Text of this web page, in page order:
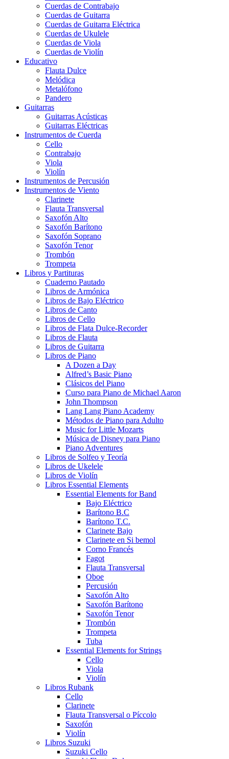
Cuerdas de Contrabajo
Cuerdas de Guitarra
Cuerdas de Guitarra Eléctrica
Cuerdas de Ukulele
Cuerdas de Viola
Cuerdas de Violín
Educativo
Flauta Dulce
Melódica
Metalófono
Pandero
Guitarras
Guitarras Acústicas
Guitarras Eléctricas
Instrumentos de Cuerda
Cello
Contrabajo
Viola
Violín
Instrumentos de Percusión
Instrumentos de Viento
Clarinete
Flauta Transversal
Saxofón Alto
Saxofón Barítono
Saxofón Soprano
Saxofón Tenor
Trombón
Trompeta
Libros y Partituras
Cuaderno Pautado
Libros de Armónica
Libros de Bajo Eléctrico
Libros de Canto
Libros de Cello
Libros de Flata Dulce-Recorder
Libros de Flauta
Libros de Guitarra
Libros de Piano
A Dozen a Day
Alfred’s Basic Piano
Clásicos del Piano
Curso para Piano de Michael Aaron
John Thompson
Lang Lang Piano Academy
Métodos de Piano para Adulto
Music for Little Mozarts
Música de Disney para Piano
Piano Adventures
Libros de Solfeo y Teoría
Libros de Ukelele
Libros de Violín
Libros Essential Elements
Essential Elements for Band
Bajo Eléctrico
Barítono B.C
Barítono T.C.
Clarinete Bajo
Clarinete en Si bemol
Corno Francés
Fagot
Flauta Transversal
Oboe
Percusión
Saxofón Alto
Saxofón Barítono
Saxofón Tenor
Trombón
Trompeta
Tuba
Essential Elements for Strings
Cello
Viola
Violín
Libros Rubank
Cello
Clarinete
Flauta Transversal o Píccolo
Saxofón
Violín
Libros Suzuki
Suzuki Cello